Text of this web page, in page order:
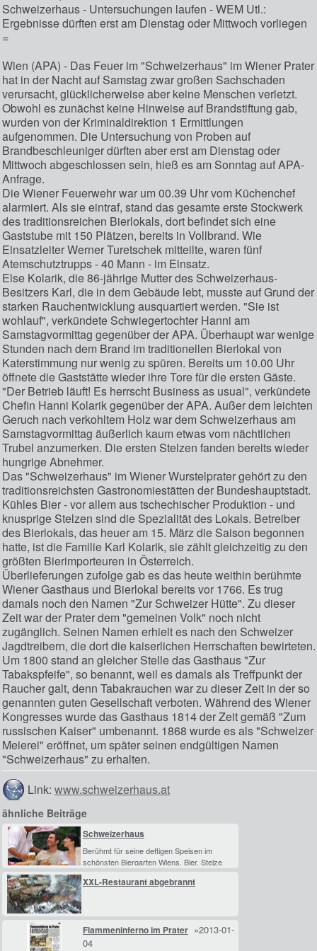
Schweizerhaus - Untersuchungen laufen - WEM Utl.:
Ergebnisse dürften erst am Dienstag oder Mittwoch vorliegen
=
Wien (APA) - Das Feuer im "Schweizerhaus" im Wiener Prater
hat in der Nacht auf Samstag zwar großen Sachschaden
verursacht, glücklicherweise aber keine Menschen verletzt.
Obwohl es zunächst keine Hinweise auf Brandstiftung gab,
wurden von der Kriminaldirektion 1 Ermittlungen
aufgenommen. Die Untersuchung von Proben auf
Brandbeschleuniger dürften aber erst am Dienstag oder
Mittwoch abgeschlossen sein, hieß es am Sonntag auf APA-
Anfrage.
Die Wiener Feuerwehr war um 00.39 Uhr vom Küchenchef
alarmiert. Als sie eintraf, stand das gesamte erste Stockwerk
des traditionsreichen Bierlokals, dort befindet sich eine
Gaststube mit 150 Plätzen, bereits in Vollbrand. Wie
Einsatzleiter Werner Turetschek mitteilte, waren fünf
Atemschutztrupps - 40 Mann - im Einsatz.
Else Kolarik, die 86-jährige Mutter des Schweizerhaus-
Besitzers Karl, die in dem Gebäude lebt, musste auf Grund der
starken Rauchentwicklung ausquartiert werden. "Sie ist
wohlauf", verkündete Schwiegertochter Hanni am
Samstagvormittag gegenüber der APA. Überhaupt war wenige
Stunden nach dem Brand im traditionellen Bierlokal von
Katerstimmung nur wenig zu spüren. Bereits um 10.00 Uhr
öffnete die Gaststätte wieder ihre Tore für die ersten Gäste.
"Der Betrieb läuft! Es herrscht Business as usual", verkündete
Chefin Hanni Kolarik gegenüber der APA. Außer dem leichten
Geruch nach verkohltem Holz war dem Schweizerhaus am
Samstagvormittag äußerlich kaum etwas vom nächtlichen
Trubel anzumerken. Die ersten Stelzen fanden bereits wieder
hungrige Abnehmer.
Das "Schweizerhaus" im Wiener Wurstelprater gehört zu den
traditionsreichsten Gastronomiestätten der Bundeshauptstadt.
Kühles Bier - vor allem aus tschechischer Produktion - und
knusprige Stelzen sind die Spezialität des Lokals. Betreiber
des Bierlokals, das heuer am 15. März die Saison begonnen
hatte, ist die Familie Karl Kolarik, sie zählt gleichzeitig zu den
größten Bierimporteuren in Österreich.
Überlieferungen zufolge gab es das heute weithin berühmte
Wiener Gasthaus und Bierlokal bereits vor 1766. Es trug
damals noch den Namen "Zur Schweizer Hütte". Zu dieser
Zeit war der Prater dem "gemeinen Volk" noch nicht
zugänglich. Seinen Namen erhielt es nach den Schweizer
Jagdtreibern, die dort die kaiserlichen Herrschaften bewirteten.
Um 1800 stand an gleicher Stelle das Gasthaus "Zur
Tabakspfeife", so benannt, weil es damals als Treffpunkt der
Raucher galt, denn Tabakrauchen war zu dieser Zeit in der so
genannten guten Gesellschaft verboten. Während des Wiener
Kongresses wurde das Gasthaus 1814 der Zeit gemäß "Zum
russischen Kaiser" umbenannt. 1868 wurde es als "Schweizer
Meierei" eröffnet, um später seinen endgültigen Namen
"Schweizerhaus" zu erhalten.
Link: www.schweizerhaus.at
ähnliche Beiträge
Schweizerhaus
Berühmt für seine deftigen Speisen im
schönsten Biergarten Wiens. Bier, Stelze
Besucher entgehen lassen.
XXL-Restaurant abgebrannt
Flammeninferno im Prater »2013-01-
04